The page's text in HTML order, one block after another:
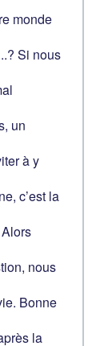
monde
Si nous
un
à y
c’est la
nous
Bonne
la